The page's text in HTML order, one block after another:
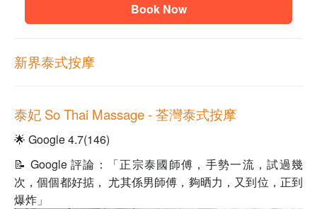
Book Now
新界泰式按摩
泰妃 So Thai Massage - 荃灣泰式按摩
🌟 Google 4.7(146)
📝 Google 評論：「正宗泰國師傅，手勢一流，試過幾
次，個個都好掂， 尤其係男師傅，夠晒力，又到位，正到
爆炸」